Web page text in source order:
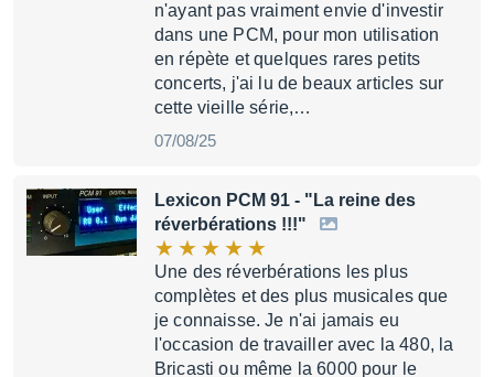
n'ayant pas vraiment envie d'investir
dans une PCM, pour mon utilisation
en répète et quelques rares petits
concerts, j'ai lu de beaux articles sur
cette vieille série,…
07/08/25
Lexicon PCM 91 - "La reine des
réverbérations !!!"
Une des réverbérations les plus
complètes et des plus musicales que
je connaisse. Je n'ai jamais eu
l'occasion de travailler avec la 480, la
Bricasti ou même la 6000 pour le